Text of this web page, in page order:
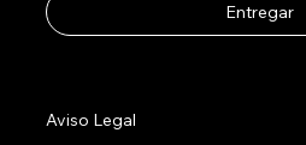
Entregar
Aviso Legal